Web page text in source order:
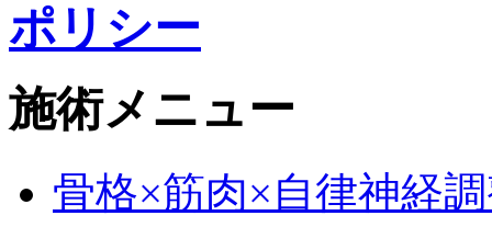
ポリシー
施術メニュー
骨格×筋肉×自律神経